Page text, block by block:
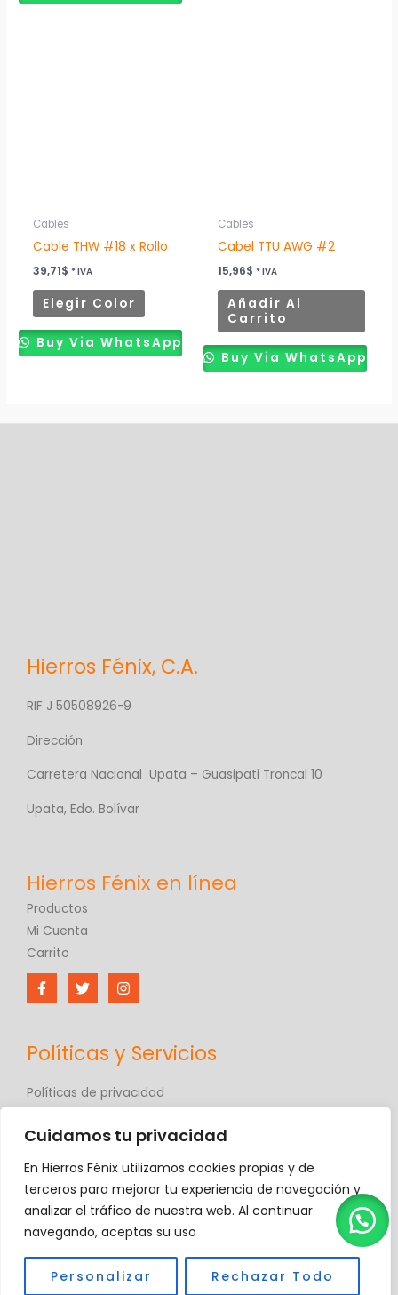
Cuidamos tu privacidad
En Hierros Fénix utilizamos cookies propias y de
terceros para mejorar tu experiencia de navegación y
analizar el tráfico de nuestra web. Al continuar
navegando, aceptas su uso
Personalizar Rechazar Todo
Cables
Cable THW #18 x Rollo
39,71$ * IVA
Elegir Color
elegir
la
de
producto
Buy Via WhatsApp
Cables
Cabel TTU AWG #2
15,96$ * IVA
Añadir Al
Carrito
Buy Via WhatsApp
Hierros Fénix, C.A.
RIF J 50508926-9
Dirección
Carretera Nacional Upata – Guasipati Troncal 10
Upata, Edo. Bolívar
Productos
Mi Cuenta
Carrito
Políticas y Servicios
Políticas de privacidad
Términos y condiciones
Contáctanos
Copyright © 2026 Hierros Fénix, C.A.